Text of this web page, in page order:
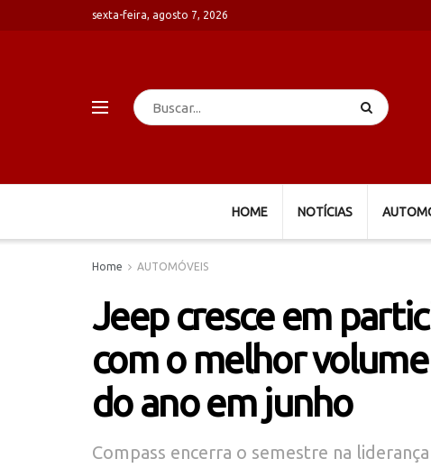
sexta-feira, agosto 7, 2026
HOME NOTÍCIAS
Home AUTOMÓVEIS
Jeep cresce em
com o melhor
do ano em junho
Compass encerra o semestre na